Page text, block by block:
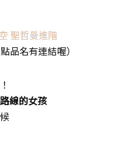
聖哲曼進階
品名有連結喔）
線的女孩